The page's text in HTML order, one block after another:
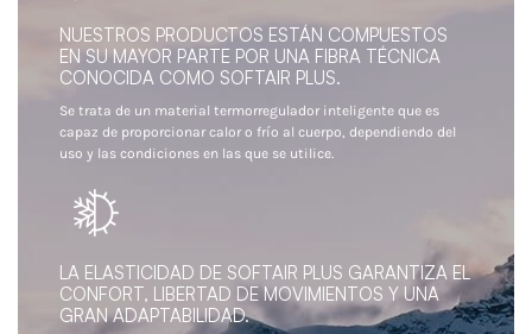
NUESTROS PRODUCTOS ESTÁN COMPUESTOS
EN SU MAYOR PARTE POR UNA FIBRA TÉCNICA
CONOCIDA COMO SOFTAIR PLUS.
Se trata de un material termorregulador inteligente que es
capaz de proporcionar calor o frío al cuerpo, dependiendo del
uso y las condiciones en las que se utilice.
LA ELASTICIDAD DE SOFTAIR PLUS GARANTIZA EL
CONFORT, LIBERTAD DE MOVIMIENTOS Y UNA
GRAN ADAPTABILIDAD.